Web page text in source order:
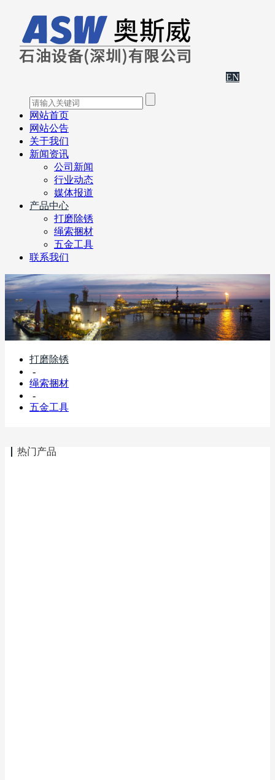
EN
网站首页
网站公告
关于我们
新闻资讯
公司新闻
行业动态
媒体报道
产品中心
打磨除锈
绳索捆材
五金工具
联系我们
打磨除锈
-
绳索捆材
-
五金工具
热门产品